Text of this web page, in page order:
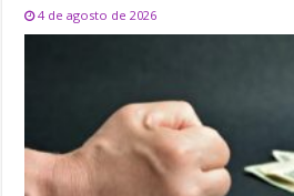
4 de agosto de 2026